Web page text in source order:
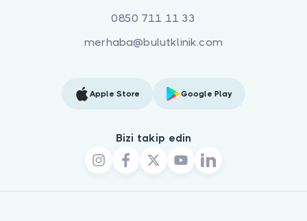
0850 711 11 33
merhaba@bulutklinik.com
Apple Store Google Play
Bizi takip edin